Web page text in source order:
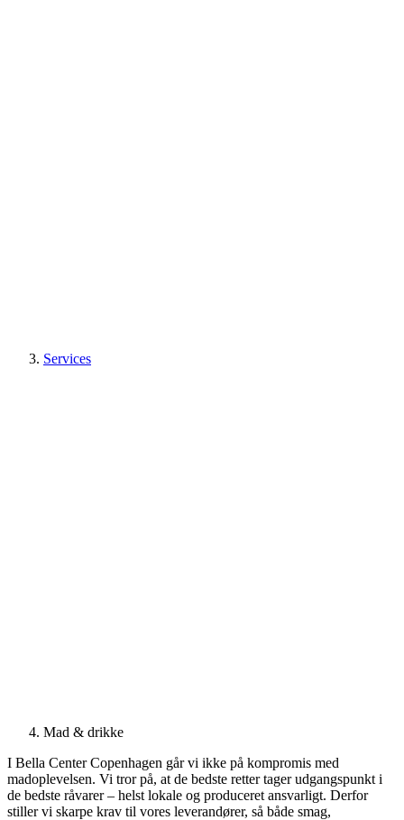
Services
Mad & drikke
I Bella Center Copenhagen går vi ikke på kompromis med
madoplevelsen. Vi tror på, at de bedste retter tager udgangspunkt i
de bedste råvarer – helst lokale og produceret ansvarligt. Derfor
stiller vi skarpe krav til vores leverandører, så både smag,